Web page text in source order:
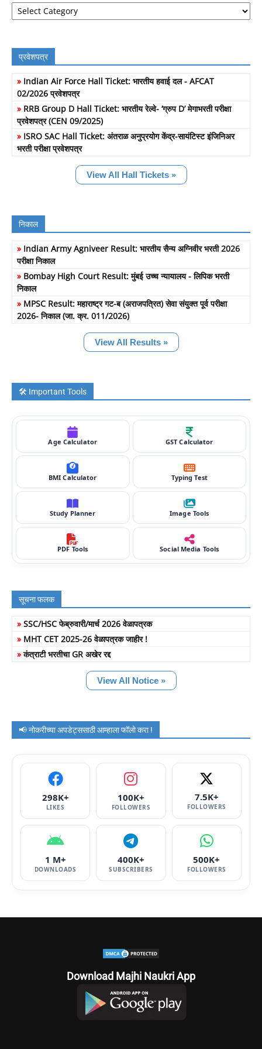
Filter
प्रवेशपत्र
» Indian Air Force Hall Ticket: भारतीय हवाई दल - AFCAT
02/2026 प्रवेशपत्र
» RRB Group D Hall Ticket: भारतीय रेल्वे- ‘ग्रुप D’ मेगाभरती परीक्षा
प्रवेशपत्र (CEN 09/2025)
» ISRO SAC Hall Ticket: अंतराळ अनुप्रयोग केंद्र-सायंटिस्ट इंजिनिअर
भरती परीक्षा प्रवेशपत्र
View All Hall Tickets »
निकाल
» Indian Army Agniveer Result: भारतीय सैन्य अग्निवीर भरती 2026
परीक्षा निकाल
» Bombay High Court Result: मुंबई उच्च न्यायालय - लिपिक भरती
निकाल
» MPSC Result: महाराष्ट्र गट-ब (अराजपत्रित) सेवा संयुक्त पूर्व परीक्षा
2026- निकाल (जा. क्र. 011/2026)
View All Results »
🛠️ Important Tools
Age Calculator GST Calculator
BMI Calculator Typing Test
Study Planner Image Tools
PDF Tools Social Media Tools
सूचना फलक
» SSC/HSC फेब्रुवारी/मार्च 2026 वेळापत्रक
» MHT CET 2025-26 वेळापत्रक जाहीर !
»कंत्राटी भरतीचा GR अखेर रद्द
View All Notice »
📢 नोकरीच्या अपडेट्ससाठी आम्हाला फॉलो करा !
298K+
LIKES
100K+
FOLLOWERS
7.5K+
FOLLOWERS
1 M+
DOWNLOADS
400K+
SUBSCRIBERS
500K+
FOLLOWERS
Download Majhi Naukri App